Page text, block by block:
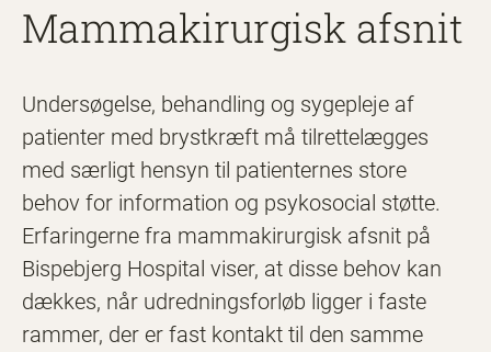
Mammakirurgisk afsnit
Undersøgelse, behandling og sygepleje af
patienter med brystkræft må tilrettelægges
med særligt hensyn til patienternes store
behov for information og psykosocial støtte.
Erfaringerne fra mammakirurgisk afsnit på
Bispebjerg Hospital viser, at disse behov kan
dækkes, når udredningsforløb ligger i faste
rammer, der er fast kontakt til den samme